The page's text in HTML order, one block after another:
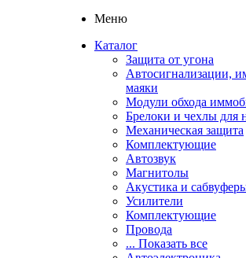
Меню
Каталог
Защита от угона
Автосигнализации,
маяки
Модули обхода
Брелоки и чехлы для
Механическая защита
Комплектующие
Автозвук
Магнитолы
Акустика и
Усилители
Комплектующие
Провода
... Показать все